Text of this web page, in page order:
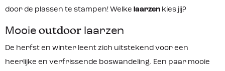
door de plassen te stampen! Welke laarzen kies jij?
Mooie outdoor laarzen
De herfst en winter leent zich uitstekend voor een
heerlijke en verfrissende boswandeling. Een paar mooie